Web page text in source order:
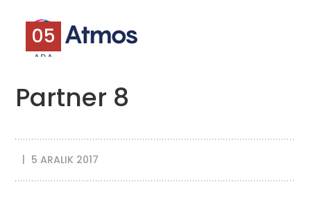
05
ARA
Partner 8
5 ARALIK 2017